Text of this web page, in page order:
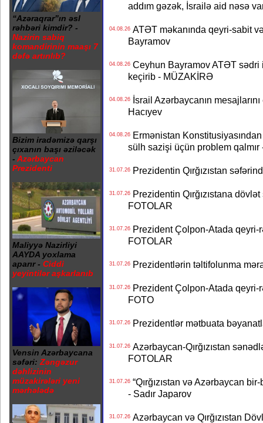
“Azəraqrar”ın əsl
rəhbəri kimdir? -
Nazirin sabiq
komandirinin maaşı 7
dəfə artırılıb?
Bizim iradəmizə qarşı
çıxanın başı əziləcək
- Azərbaycan
Prezidenti
Maliyyə Nazirliyi
AAYDA yoxlama
aparır - Ciddi
yeyintilər aşkarlanıb
Vensin Azərbaycana
səfəri: Zəngəzur
dəhlizinin
müzakirələri yeni
mərhələdə
addım gəzək, İsrailə aid nəsə
04.08.26ATƏT məkanında qeyri-sabit
Bayramov
04.08.26Ceyhun Bayramov ATƏT sədri
keçirib - MÜZAKİRƏ
04.08.26İsrail Azərbaycanın
Hacıyev
04.08.26Ermənistan Konstitusiyasından
sülh sazişi üçün problem qalmır
31.07.26Prezidentin Qırğızıstan
31.07.26Prezidentin Qırğızıstana dövlət
FOTOLAR
31.07.26Prezident Çolpon-Atada qeyri-
FOTOLAR
31.07.26Prezidentlərin təltifolunma
31.07.26Prezident Çolpon-Atada qeyri-
FOTO
31.07.26Prezidentlər mətbuata
31.07.26Azərbaycan-Qırğızıstan
FOTOLAR
31.07.26“Qırğızıstan və Azərbaycan
- Sadır Japarov
31.07.26Azərbaycan və Qırğızıstan